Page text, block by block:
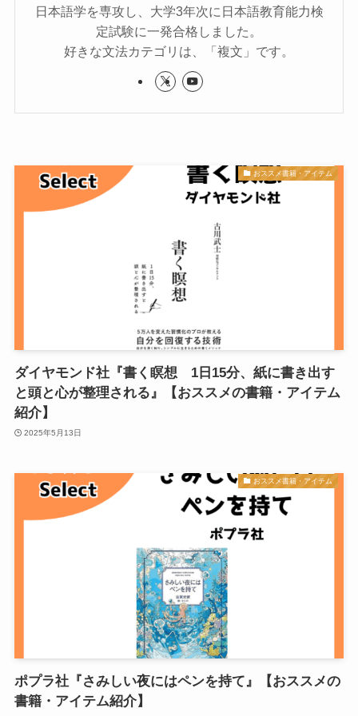
日本語学を専攻し、大学3年次に日本語教育能力検
定試験に一発合格しました。
好きな文法カテゴリは、「複文」です。
おススメ書籍・アイテム
ダイヤモンド社『書く瞑想 1日15分、紙に書き出す
と頭と心が整理される』【おススメの書籍・アイテム
紹介】
2025年5月13日
おススメ書籍・アイテム
ポプラ社『さみしい夜にはペンを持て』【おススメの
書籍・アイテム紹介】